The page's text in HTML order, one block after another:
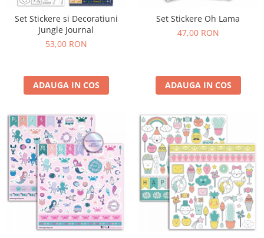
Set Stickere si Decoratiuni
Jungle Journal
53,00 RON
ADAUGA IN COS
Set Stickere Oh Lama
47,00 RON
ADAUGA IN COS